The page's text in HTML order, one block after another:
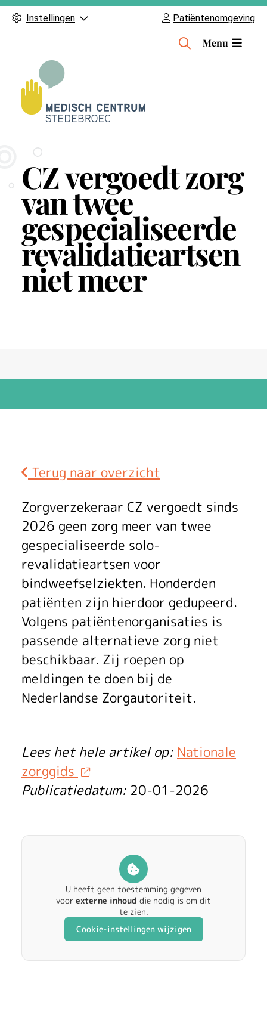
Instellingen Patiëntenomgeving
H
Menu
CZ vergoedt zorg
van twee
gespecialiseerde
revalidatieartsen
niet meer
Terug naar overzicht
C
Z
v
e
r
g
o
e
d
t
z
o
g
t
w
Zorgverzekeraar CZ vergoedt sinds
2026 geen zorg meer van twee
gespecialiseerde solo-
revalidatieartsen voor
bindweefselziekten. Honderden
patiënten zijn hierdoor gedupeerd.
Volgens patiëntenorganisaties is
passende alternatieve zorg niet
beschikbaar. Zij roepen op
meldingen te doen bij de
Nederlandse Zorgautoriteit.
Lees het hele artikel op: Nationale
zorggids
Publicatiedatum: 20-01-2026
U heeft geen toestemming gegeven
voor externe inhoud die nodig is om dit
te zien.
Cookie-instellingen wijzigen